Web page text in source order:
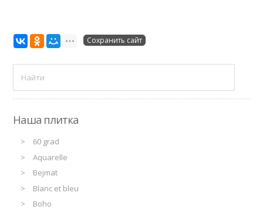
Сохранить сайт
Наша плитка
60 grad
Aquarelle
Bejmat
Blanc et bleu
Boho